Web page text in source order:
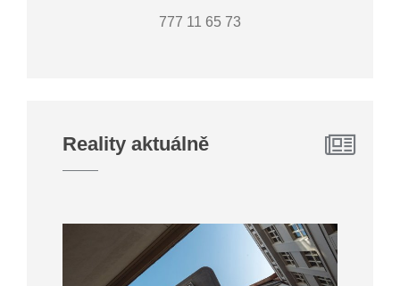
777 11 65 73
Reality aktuálně